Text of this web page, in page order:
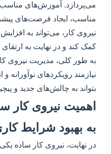
می‌پردازد. آموزش‌های
مناسب، ایجاد فرصت‌های
نیروی کار، می‌تواند به
کمک کند و در نهایت به
به طور کلی، مدیریت نیروی
نیازمند رویکردهای
بتواند به چالش‌های جدید و
اهمیت نیروی کار
به بهبود شرایط
در نهایت، نیروی کار ساده